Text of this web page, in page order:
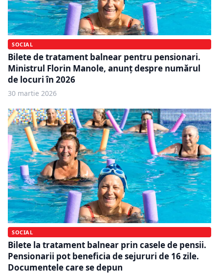
SOCIAL
Bilete de tratament balnear pentru pensionari.
Ministrul Florin Manole, anunț despre numărul
de locuri în 2026
30 martie 2026
SOCIAL
Bilete la tratament balnear prin casele de pensii.
Pensionarii pot beneficia de sejururi de 16 zile.
Documentele care se depun